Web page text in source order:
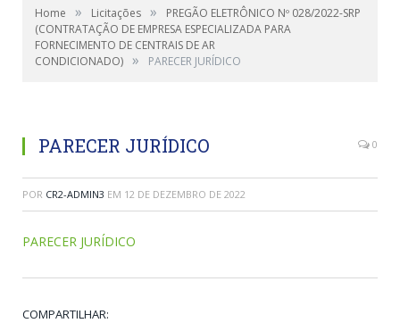
Home » Licitações »
PREGÃO ELETRÔNICO Nº 028/2022-SRP
(CONTRATAÇÃO DE EMPRESA ESPECIALIZADA PARA
FORNECIMENTO DE CENTRAIS DE AR
CONDICIONADO) » PARECER JURÍDICO
PARECER JURÍDICO 0
POR CR2-ADMIN3 EM 12 DE DEZEMBRO DE 2022
PARECER JURÍDICO
COMPARTILHAR: